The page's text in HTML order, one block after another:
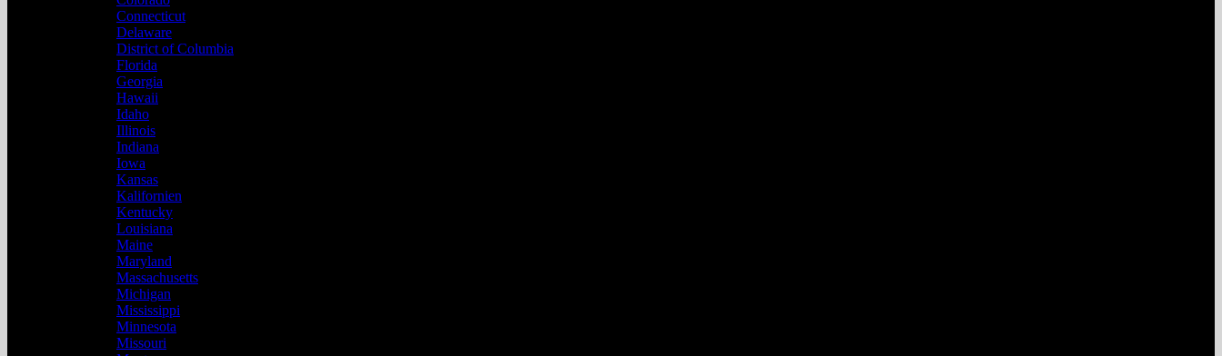
Connecticut
Delaware
District of Columbia
Florida
Georgia
Hawaii
Idaho
Illinois
Indiana
Iowa
Kansas
Kalifornien
Kentucky
Louisiana
Maine
Maryland
Massachusetts
Michigan
Mississippi
Minnesota
Missouri